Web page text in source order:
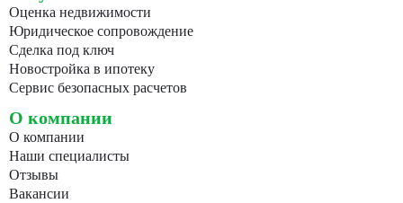
Оценка недвижимости
Юридическое сопровождение
Сделка под ключ
Новостройка в ипотеку
Сервис безопасных расчетов
О компании
О компании
Наши специалисты
Отзывы
Вакансии